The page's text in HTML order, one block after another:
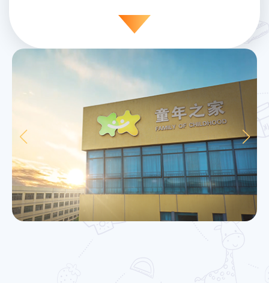
acuáticos, instalaciones de desarrollo infantil,
toboganes, equipos de gimnasia, etc.
Family of Childhood es un equipo de élite con un
excelente modo de gestión y una gran experiencia.